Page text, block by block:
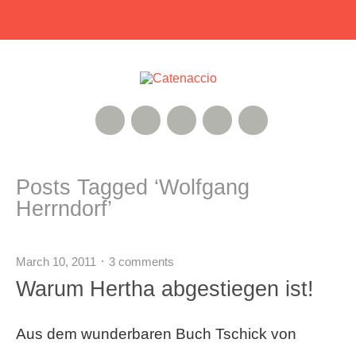
Twitter
Google+
Instagram
Xing
RSS Feed
Posts Tagged ‘Wolfgang
Herrndorf’
March 10, 2011 3 comments
Warum Hertha abgestiegen ist!
Aus dem wunderbaren Buch Tschick von